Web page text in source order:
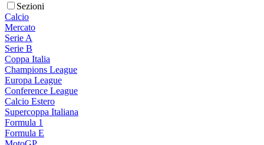
Sezioni
Calcio
Mercato
Serie A
Serie B
Coppa Italia
Champions League
Europa League
Conference League
Calcio Estero
Supercoppa Italiana
Formula 1
Formula E